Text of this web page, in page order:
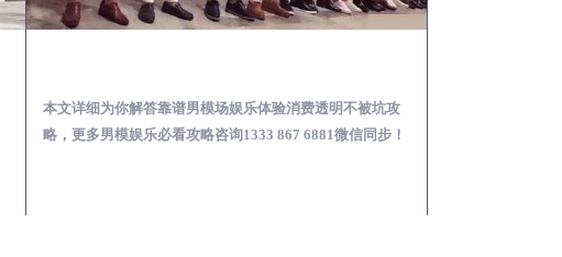
本文详细为你解答靠谱男模场娱乐体验消费透明不被坑攻
略，更多男模娱乐必看攻略咨询1333 867 6881微信同步！